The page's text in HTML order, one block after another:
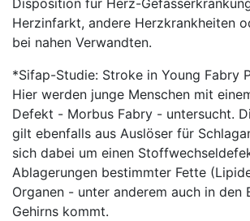
Disposition für Herz-
Herzinfarkt, andere Herzkrankheiten
bei nahen Verwandten.
*Sifap-Studie: Stroke in Young Fabry
Hier werden junge Menschen mit
Defekt - Morbus Fabry - untersucht.
gilt ebenfalls aus Auslöser für
sich dabei um einen
Ablagerungen bestimmter Fette
Organen - unter anderem auch in den
Gehirns kommt.